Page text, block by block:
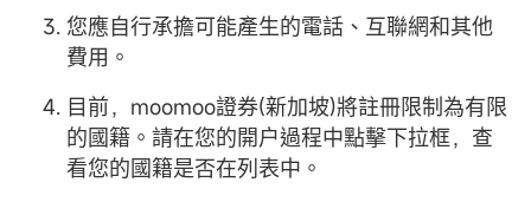
您應自行承擔可能產生的電話、互聯網和其他
費用。
目前，moomoo證券(新加坡)將註冊限制為有限
的國籍。請在您的開户過程中點擊下拉框，查
看您的國籍是否在列表中。